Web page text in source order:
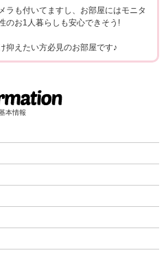
ラも付いてますし、お部屋にはモニタ
のお1人暮らしも安心できそう!
抑えたい方必見のお部屋です♪
本情報